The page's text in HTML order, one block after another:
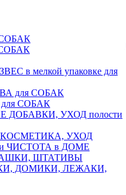
СОБАК
в мелкой упаковке для
для СОБАК
СОБАК
ДОБАВКИ, УХОД полости
УХОД
ЧИСТОТА в ДОМЕ
ШТАТИВЫ
ДОМИКИ, ЛЕЖАКИ,